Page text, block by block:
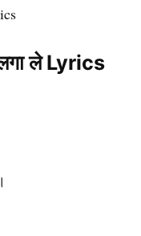
ले Lyrics